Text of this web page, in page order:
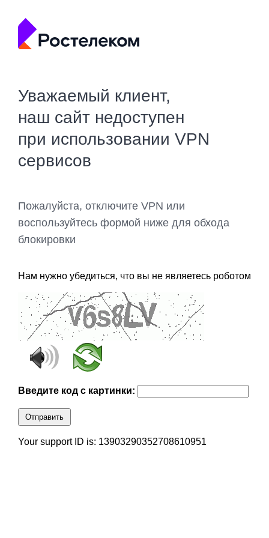
Уважаемый клиент,
наш сайт недоступен
при использовании VPN
сервисов
Пожалуйста, отключите VPN или
воспользуйтесь формой ниже для обхода
блокировки
Нам нужно убедиться, что вы не являетесь роботом
Введите код с картинки:
Отправить
Your support ID is: 13903290352708610951